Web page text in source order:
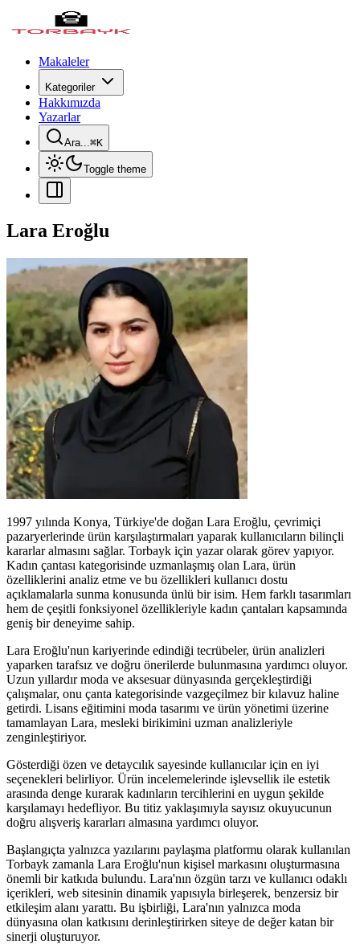
Makaleler
Kategoriler
Hakkımızda
Yazarlar
Ara...⌘K
Toggle theme
Lara Eroğlu
1997 yılında Konya, Türkiye'de doğan Lara Eroğlu, çevrimiçi
pazaryerlerinde ürün karşılaştırmaları yaparak kullanıcıların bilinçli
kararlar almasını sağlar. Torbayk için yazar olarak görev yapıyor.
Kadın çantası kategorisinde uzmanlaşmış olan Lara, ürün
özelliklerini analiz etme ve bu özellikleri kullanıcı dostu
açıklamalarla sunma konusunda ünlü bir isim. Hem farklı tasarımları
hem de çeşitli fonksiyonel özellikleriyle kadın çantaları kapsamında
geniş bir deneyime sahip.
Lara Eroğlu'nun kariyerinde edindiği tecrübeler, ürün analizleri
yaparken tarafsız ve doğru önerilerde bulunmasına yardımcı oluyor.
Uzun yıllardır moda ve aksesuar dünyasında gerçekleştirdiği
çalışmalar, onu çanta kategorisinde vazgeçilmez bir kılavuz haline
getirdi. Lisans eğitimini moda tasarımı ve ürün yönetimi üzerine
tamamlayan Lara, mesleki birikimini uzman analizleriyle
zenginleştiriyor.
Gösterdiği özen ve detaycılık sayesinde kullanıcılar için en iyi
seçenekleri belirliyor. Ürün incelemelerinde işlevsellik ile estetik
arasında denge kurarak kadınların tercihlerini en uygun şekilde
karşılamayı hedefliyor. Bu titiz yaklaşımıyla sayısız okuyucunun
doğru alışveriş kararları almasına yardımcı oluyor.
Başlangıçta yalnızca yazılarını paylaşma platformu olarak kullanılan
Torbayk zamanla Lara Eroğlu'nun kişisel markasını oluşturmasına
önemli bir katkıda bulundu. Lara'nın özgün tarzı ve kullanıcı odaklı
içerikleri, web sitesinin dinamik yapısıyla birleşerek, benzersiz bir
etkileşim alanı yarattı. Bu işbirliği, Lara'nın yalnızca moda
dünyasına olan katkısını derinleştirirken siteye de değer katan bir
sinerji oluşturuyor.